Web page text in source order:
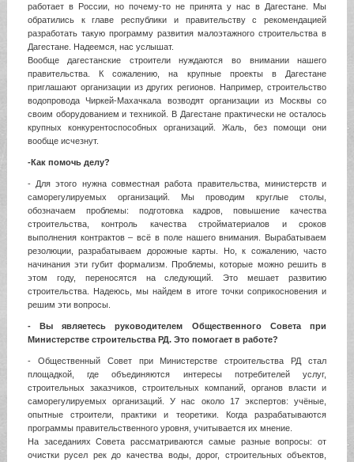
работает в России, но почему-то не принята у нас в Дагестане. Мы
обратились к главе республики и правительству с рекомендацией
разработать такую программу развития малоэтажного строительства в
Дагестане. Надеемся, нас услышат.
Вообще дагестанские строители нуждаются во внимании нашего
правительства. К сожалению, на крупные проекты в Дагестане
приглашают организации из других регионов. Например, строительство
водопровода Чиркей-Махачкала возводят организации из Москвы со
своим оборудованием и техникой. В Дагестане практически не осталось
крупных конкурентоспособных организаций. Жаль, без помощи они
вообще исчезнут.
-Как помочь делу?
- Для этого нужна совместная работа правительства, министерств и
саморегулируемых организаций. Мы проводим круглые столы,
обозначаем проблемы: подготовка кадров, повышение качества
строительства, контроль качества стройматериалов и сроков
выполнения контрактов – всё в поле нашего внимания. Вырабатываем
резолюции, разрабатываем дорожные карты. Но, к сожалению, часто
начинания эти губит формализм. Проблемы, которые можно решить в
этом году, переносятся на следующий. Это мешает развитию
строительства. Надеюсь, мы найдем в итоге точки соприкосновения и
решим эти вопросы.
- Вы являетесь руководителем Общественного Совета при
Министерстве строительства РД. Это помогает в работе?
- Общественный Совет при Министерстве строительства РД стал
площадкой, где объединяются интересы потребителей услуг,
строительных заказчиков, строительных компаний, органов власти и
саморегулируемых организаций. У нас около 17 экспертов: учёные,
опытные строители, практики и теоретики. Когда разрабатываются
программы правительственного уровня, учитывается их мнение.
На заседаниях Совета рассматриваются самые разные вопросы: от
очистки русел рек до качества воды, дорог, строительных объектов,